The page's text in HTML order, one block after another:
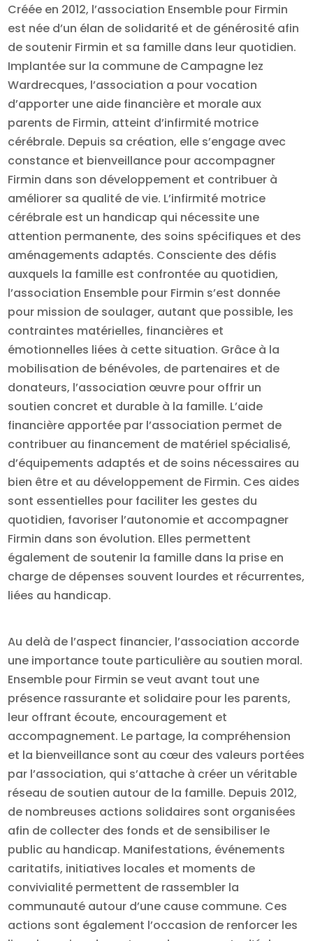
Créée en 2012, l’association Ensemble pour Firmin
est née d’un élan de solidarité et de générosité afin
de soutenir Firmin et sa famille dans leur quotidien.
Implantée sur la commune de Campagne lez
Wardrecques, l’association a pour vocation
d’apporter une aide financière et morale aux
parents de Firmin, atteint d’infirmité motrice
cérébrale. Depuis sa création, elle s’engage avec
constance et bienveillance pour accompagner
Firmin dans son développement et contribuer à
améliorer sa qualité de vie. L’infirmité motrice
cérébrale est un handicap qui nécessite une
attention permanente, des soins spécifiques et des
aménagements adaptés. Consciente des défis
auxquels la famille est confrontée au quotidien,
l’association Ensemble pour Firmin s’est donnée
pour mission de soulager, autant que possible, les
contraintes matérielles, financières et
émotionnelles liées à cette situation. Grâce à la
mobilisation de bénévoles, de partenaires et de
donateurs, l’association œuvre pour offrir un
soutien concret et durable à la famille. L’aide
financière apportée par l’association permet de
contribuer au financement de matériel spécialisé,
d’équipements adaptés et de soins nécessaires au
bien être et au développement de Firmin. Ces aides
sont essentielles pour faciliter les gestes du
quotidien, favoriser l’autonomie et accompagner
Firmin dans son évolution. Elles permettent
également de soutenir la famille dans la prise en
charge de dépenses souvent lourdes et récurrentes,
liées au handicap.
Au delà de l’aspect financier, l’association accorde
une importance toute particulière au soutien moral.
Ensemble pour Firmin se veut avant tout une
présence rassurante et solidaire pour les parents,
leur offrant écoute, encouragement et
accompagnement. Le partage, la compréhension
et la bienveillance sont au cœur des valeurs portées
par l’association, qui s’attache à créer un véritable
réseau de soutien autour de la famille. Depuis 2012,
de nombreuses actions solidaires sont organisées
afin de collecter des fonds et de sensibiliser le
public au handicap. Manifestations, événements
caritatifs, initiatives locales et moments de
convivialité permettent de rassembler la
communauté autour d’une cause commune. Ces
actions sont également l’occasion de renforcer les